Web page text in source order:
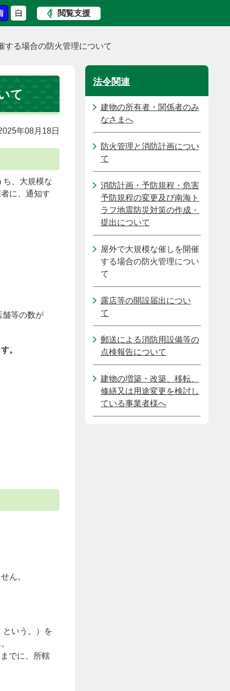
閲覧支援
する場合の防火管理について
て
年08月18日
、大規模な
に、通知す
舗等の数が
。
ん。
いう。）を
でに、所轄
法令関連
建物の所有者・関係者のみ
なさまへ
防火管理と消防計画につい
て
消防計画・予防規程・危害
予防規程の変更及び南海ト
ラフ地震防災対策の作成・
提出について
屋外で大規模な催しを開催
する場合の防火管理につい
て
露店等の開設届出につい
て
郵送による消防用設備等の
点検報告について
建物の増築・改築、移転、
修繕又は用途変更を検討し
ている事業者様へ